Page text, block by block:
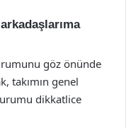
göz önünde
takımın genel
dikkatlice